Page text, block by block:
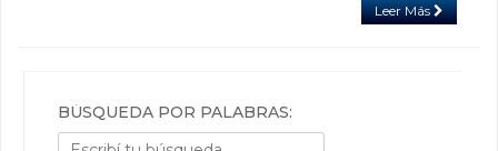
Leer Más
BÚSQUEDA POR PALABRAS: